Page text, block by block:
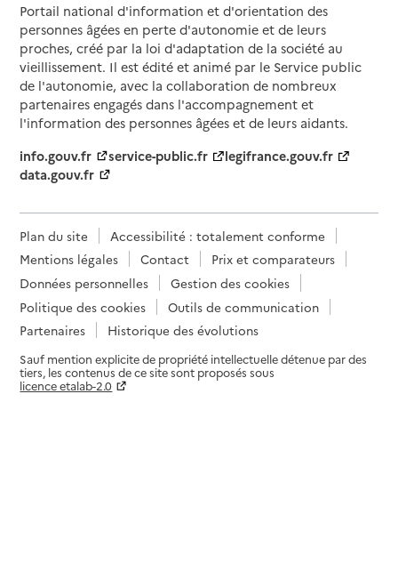
Portail national d'information et d'orientation des
personnes âgées en perte d'autonomie et de leurs
proches, créé par la loi d'adaptation de la société au
vieillissement. Il est édité et animé par le Service public
de l'autonomie, avec la collaboration de nombreux
partenaires engagés dans l'accompagnement et
l'information des personnes âgées et de leurs aidants.
info.gouv.fr
service-public.fr
legifrance.gouv.fr
data.gouv.fr
Plan du site
Accessibilité : totalement conforme
Mentions légales
Contact
Prix et comparateurs
Données personnelles
Gestion des cookies
Politique des cookies
Outils de communication
Partenaires
Historique des évolutions
Sauf mention explicite de propriété intellectuelle détenue par des
tiers, les contenus de ce site sont proposés sous
licence etalab-2.0